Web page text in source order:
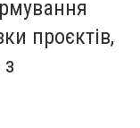
проєктів,